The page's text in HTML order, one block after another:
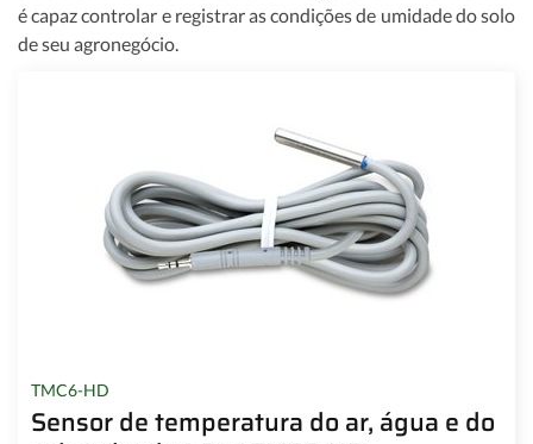
é capaz controlar e registrar as condições de umidade do solo
de seu agronegócio.
TMC6-HD
Sensor de temperatura do ar, água e do